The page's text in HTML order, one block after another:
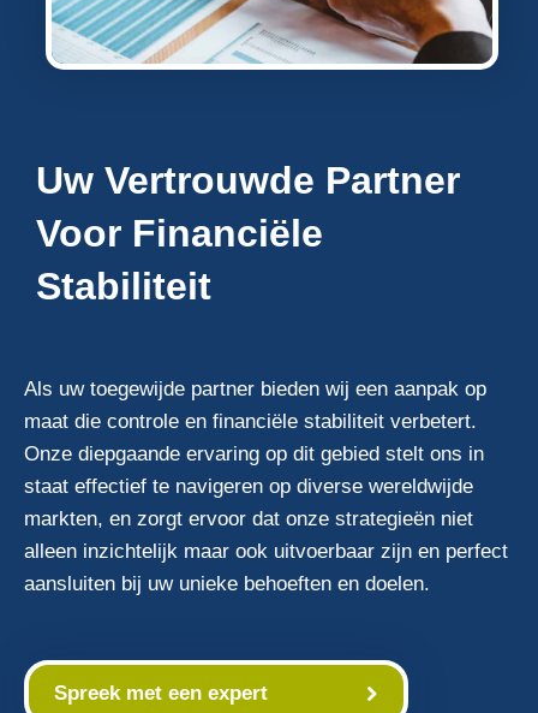
Uw Vertrouwde Partner
Voor Financiële
Stabiliteit
Als uw toegewijde partner bieden wij een aanpak op
maat die controle en financiële stabiliteit verbetert.
Onze diepgaande ervaring op dit gebied stelt ons in
staat effectief te navigeren op diverse wereldwijde
markten, en zorgt ervoor dat onze strategieën niet
alleen inzichtelijk maar ook uitvoerbaar zijn en perfect
aansluiten bij uw unieke behoeften en doelen.
Spreek met een expert